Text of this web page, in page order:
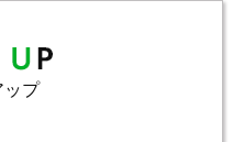
ップ